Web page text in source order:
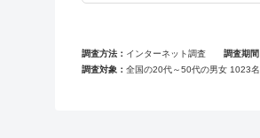
調査方法 インターネット調査 調査期間
調査対象
全国の20代～50代の男女 1023名